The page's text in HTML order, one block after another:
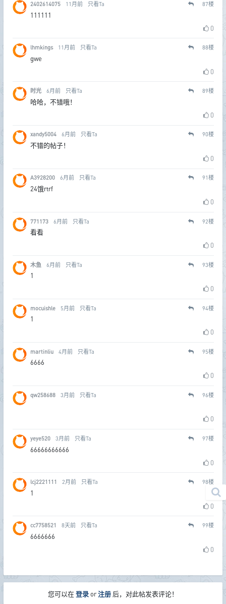
2402614075 11月前 只看Ta 87楼
111111
0
lhmkings 11月前 只看Ta 88楼
gwe
0
时光 6月前 只看Ta 89楼
哈哈，不错哦！
0
xandy5004 6月前 只看Ta 90楼
不错的帖子！
0
A3928200 6月前 只看Ta 91楼
24饿rtrf
0
771173 6月前 只看Ta 92楼
看看
0
木鱼 6月前 只看Ta 93楼
1
0
mocuishle 5月前 只看Ta 94楼
1
0
martinliu 4月前 只看Ta 95楼
6666
0
qw258688 3月前 只看Ta 96楼
0
yeye520 3月前 只看Ta 97楼
66666666666
0
lcj2221111 2月前 只看Ta 98楼
1
0
cc7758521 8天前 只看Ta 99楼
6666666
0
您可以在登录or注册 后，对此帖发表评论！